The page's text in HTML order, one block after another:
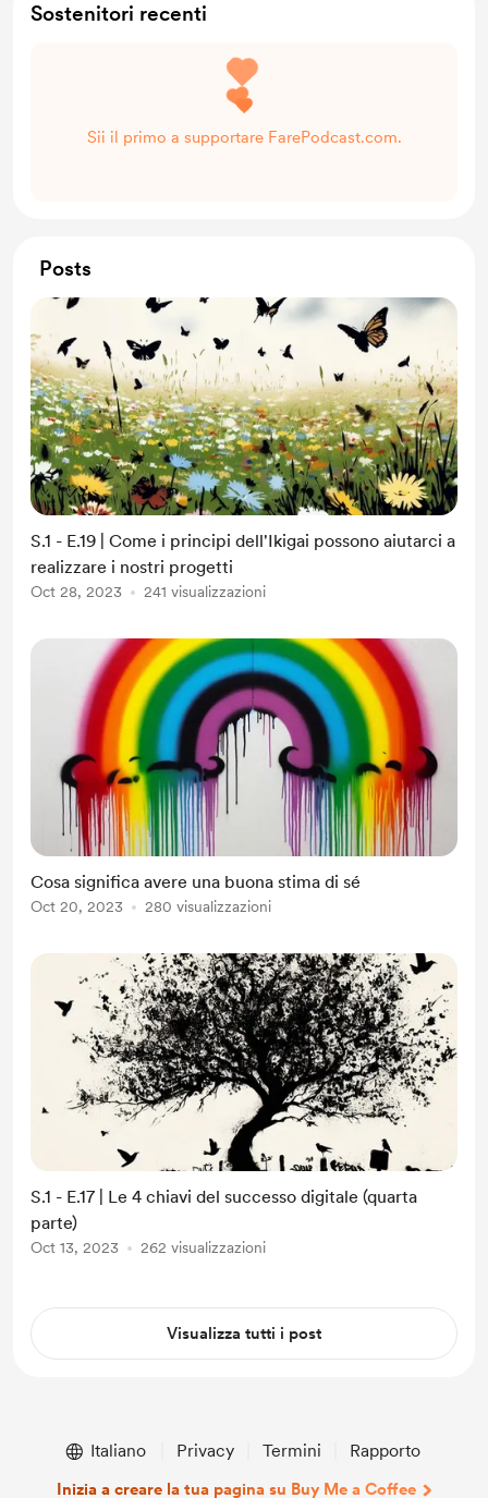
Sostenitori recenti
Sii il primo a supportare FarePodcast.com.
Posts
S.1 - E.19 | Come i principi dell'Ikigai possono aiutarci a
realizzare i nostri progetti
Oct 28, 2023 241 visualizzazioni
Cosa significa avere una buona stima di sé
Oct 20, 2023 280 visualizzazioni
S.1 - E.17 | Le 4 chiavi del successo digitale (quarta
parte)
Oct 13, 2023 262 visualizzazioni
Visualizza tutti i post
Italiano Privacy Termini Rapporto
Inizia a creare la tua pagina su Buy Me a Coffee